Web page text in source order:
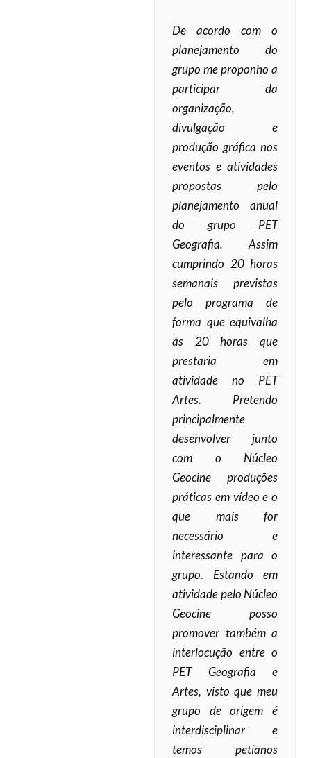
De acordo com o
planejamento do
grupo me proponho a
participar da
organização,
divulgação e
produção gráfica nos
eventos e atividades
propostas pelo
planejamento anual
do grupo PET
Geografia. Assim
cumprindo 20 horas
semanais previstas
pelo programa de
forma que equivalha
às 20 horas que
prestaria em
atividade no PET
Artes. Pretendo
principalmente
desenvolver junto
com o Núcleo
Geocine produções
práticas em vídeo e o
que mais for
necessário e
interessante para o
grupo. Estando em
atividade pelo Núcleo
Geocine posso
promover também a
interlocução entre o
PET Geografia e
Artes, visto que meu
grupo de origem é
interdisciplinar e
temos petianos